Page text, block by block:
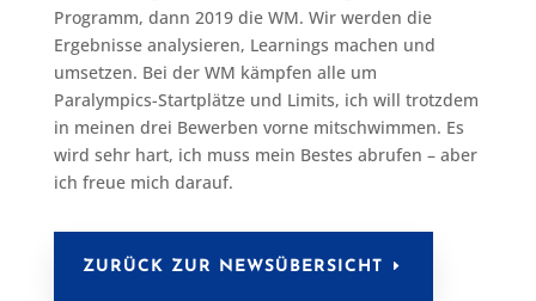
Programm, dann 2019 die WM. Wir werden die
Ergebnisse analysieren, Learnings machen und
umsetzen. Bei der WM kämpfen alle um
Paralympics-Startplätze und Limits, ich will trotzdem
in meinen drei Bewerben vorne mitschwimmen. Es
wird sehr hart, ich muss mein Bestes abrufen – aber
ich freue mich darauf.
ZURÜCK ZUR NEWSÜBERSICHT